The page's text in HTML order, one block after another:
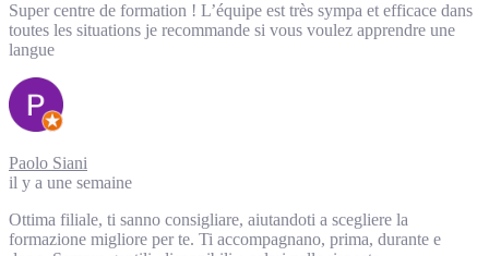
Super centre de formation ! L’équipe est très sympa et efficace dans
toutes les situations je recommande si vous voulez apprendre une
langue
Paolo Siani
il y a une semaine
Ottima filiale, ti sanno consigliare, aiutandoti a scegliere la
formazione migliore per te. Ti accompagnano, prima, durante e